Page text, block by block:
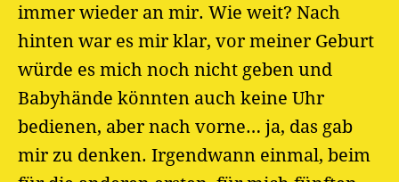
immer wieder an mir. Wie weit? Nach
hinten war es mir klar, vor meiner Geburt
würde es mich noch nicht geben und
Babyhände könnten auch keine Uhr
bedienen, aber nach vorne… ja, das gab
mir zu denken. Irgendwann einmal, beim